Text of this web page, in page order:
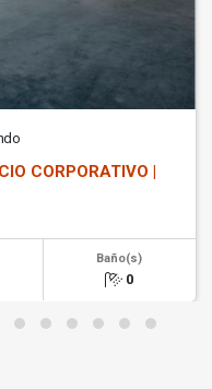
CORPORATIVO |
Baño(s)
0